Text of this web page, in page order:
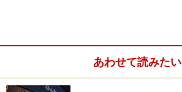
あわせて読みたい